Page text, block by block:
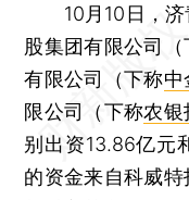
10月10日，济
股集团有限公司（
有限公司（下称中
限公司（下称农银
别出资13.86亿元
的资金来自科威